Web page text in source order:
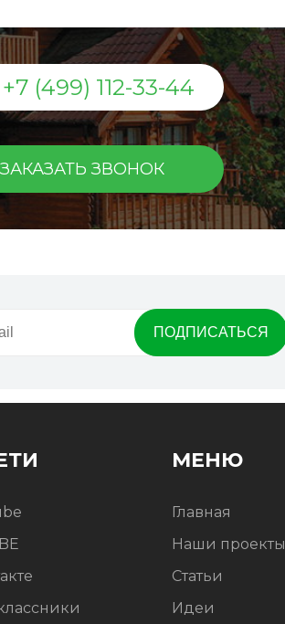
+7 (499) 112-33-44
ЗАКАЗАТЬ ЗВОНОК
МЕНЮ
Главная
Наши проекты
Статьи
Идеи